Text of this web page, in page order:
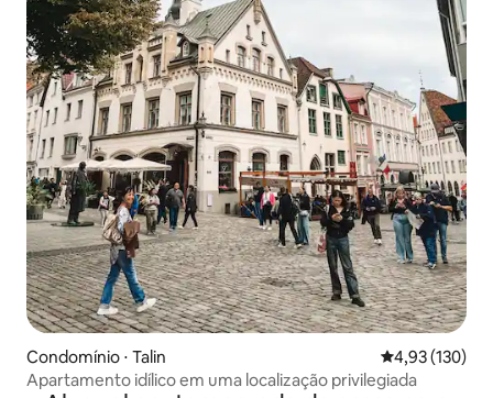
Condomínio ⋅ Talin 4,93 de uma
4,93 (130)
Apartamento idílico em uma localização privilegiada